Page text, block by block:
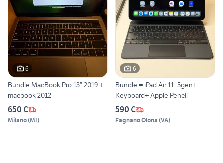
6
Bundle MacBook Pro 13” 2019 +
macbook 2012
650 €
Milano(MI)
6
Bundle = iPad Air 11" 5gen+
Keyboard+ Apple Pencil
590 €
Fagnano Olona (VA)